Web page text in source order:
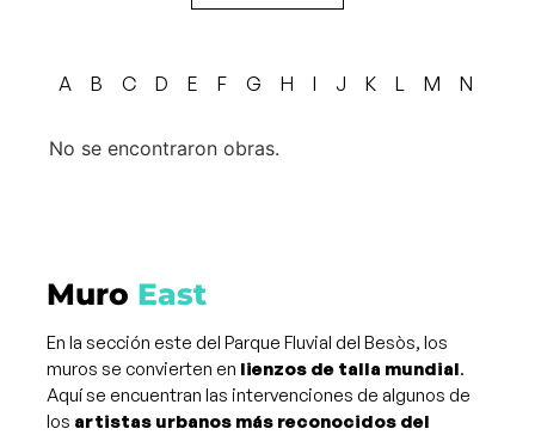
A B C D E F G H I J K L M N
No se encontraron obras.
En la sección este del Parque Fluvial del Besòs, los
muros se convierten en lienzos de talla mundial.
Aquí se encuentran las intervenciones de algunos de
los artistas urbanos más reconocidos del
Muro East